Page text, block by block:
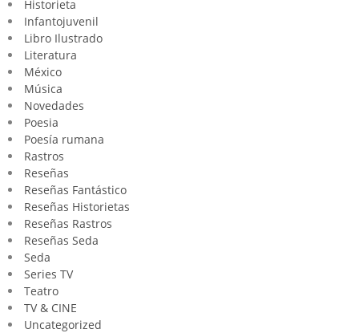
Historieta
Infantojuvenil
Libro Ilustrado
Literatura
México
Música
Novedades
Poesia
Poesía rumana
Rastros
Reseñas
Reseñas Fantástico
Reseñas Historietas
Reseñas Rastros
Reseñas Seda
Seda
Series TV
Teatro
TV & CINE
Uncategorized